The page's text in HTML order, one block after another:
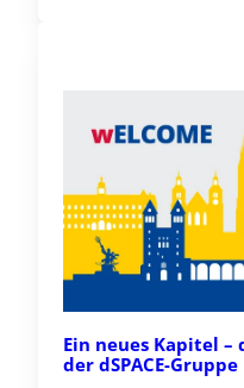
Ein neues Kapitel
der dSPACE-Gruppe